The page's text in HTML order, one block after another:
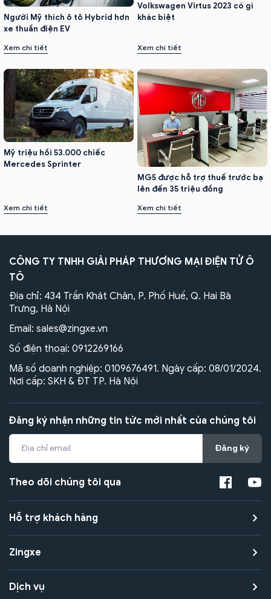
Người Mỹ thích ô tô Hybrid hơn
xe thuần điện EV
Xem chi tiết
Volkswagen Virtus 2023 có gì
khác biệt
Xem chi tiết
Mỹ triệu hồi 53.000 chiếc
Mercedes Sprinter
Xem chi tiết
MG5 được hỗ trợ thuế trước bạ
lên đến 35 triệu đồng
Xem chi tiết
CÔNG TY TNHH GIẢI PHÁP THƯƠNG MẠI ĐIỆN TỬ Ô
TÔ
Địa chỉ: 434 Trần Khát Chân, P. Phố Huế, Q. Hai Bà
Trưng, Hà Nội
Email: sales@zingxe.vn
Số điện thoại: 0912269166
Mã số doanh nghiệp: 0109676491. Ngày cấp: 08/01/2024.
Nơi cấp: SKH & ĐT TP. Hà Nội
Đăng ký nhận những tin tức mới nhất của chúng tôi
Đăng ký
Theo dõi chúng tôi qua
Hỗ trợ khách hàng
Zingxe
Dịch vụ